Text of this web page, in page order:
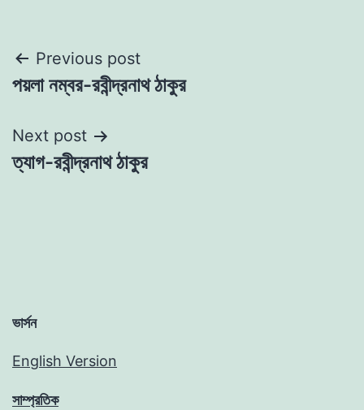
Post
navigation
Previous post
পয়লা নম্বর-রবীন্দ্রনাথ ঠাকুর
Next post
ত্যাগ-রবীন্দ্রনাথ ঠাকুর
ভার্সন
English Version
সাম্প্রতিক